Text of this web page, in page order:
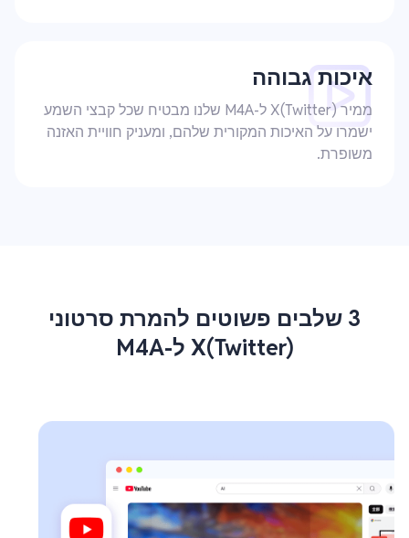
איכות גבוהה
ממיר X(Twitter) ל-M4A שלנו מבטיח שכל קבצי השמע
ישמרו על האיכות המקורית שלהם, ומעניק חוויית האזנה
משופרת.
3 שלבים פשוטים להמרת סרטוני
X(Twitter) ל-M4A